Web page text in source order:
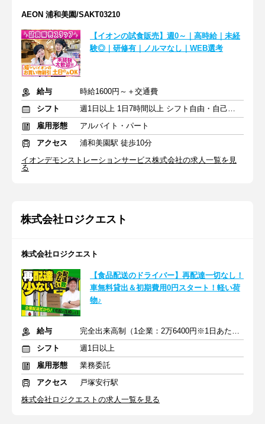
AEON 浦和美園/SAKT03210
【イオンの試食販売】週0～｜高時給｜未経
験◎｜研修有｜ノルマなし｜WEB選考
給与
時給1600円～＋交通費
シフト
週1日以上 1日7時間以上 シフト自由・自己申告
雇用形態
アルバイト・パート
アクセス
浦和美園駅 徒歩10分
イオンデモンストレーションサービス株式会社の求人一覧を見
る
株式会社ロジクエスト
株式会社ロジクエスト
【食品配送のドライバー】再配達一切なし！
車無料貸出＆初期費用0円スタート！軽い荷
物♪
給与
完全出来高制（1企業：2万6400円※1日あたり）
シフト
週1日以上
雇用形態
業務委託
アクセス
戸塚安行駅
株式会社ロジクエストの求人一覧を見る